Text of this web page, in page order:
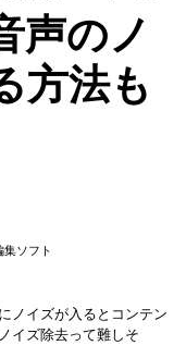
声のノ
方法も
集ソフト
ノイズが入るとコンテン
イズ除去って難しそ